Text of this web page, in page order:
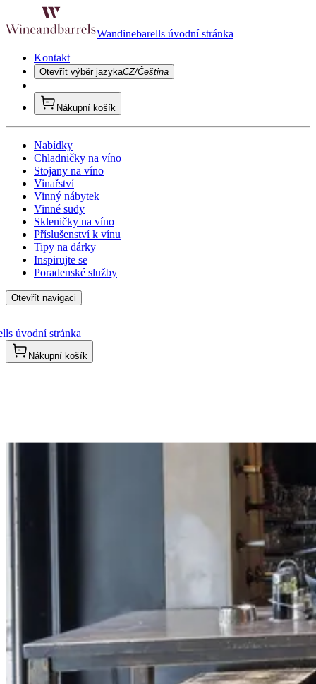
Wandinebarells úvodní stránka
Kontakt
Otevřít výběr jazykaCZ/Čeština
Nákupní košík
Nabídky
Chladničky na víno
Stojany na víno
Vinařství
Vinný nábytek
Vinné sudy
Skleničky na víno
Příslušenství k vínu
Tipy na dárky
Inspirujte se
Poradenské služby
Otevřít navigaci
úvodní stránka
Nákupní košík